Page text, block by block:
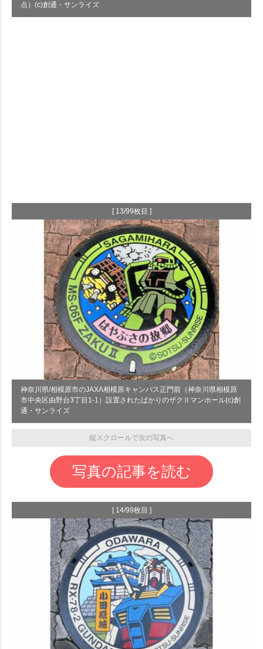
点）(c)創通・サンライズ
[ 13/99枚目 ]
神奈川県/相模原市のJAXA相模原キャンパス正門前（神奈川県相模原
市中央区由野台3丁目1-1）設置されたばかりのザクⅡマンホール(c)創
通・サンライズ
縦スクロールで次の写真へ
写真の記事を読む
[ 14/99枚目 ]